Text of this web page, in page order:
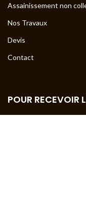
Assainissement non
Nos Travaux
Devis
Contact
POUR RECEVOIR